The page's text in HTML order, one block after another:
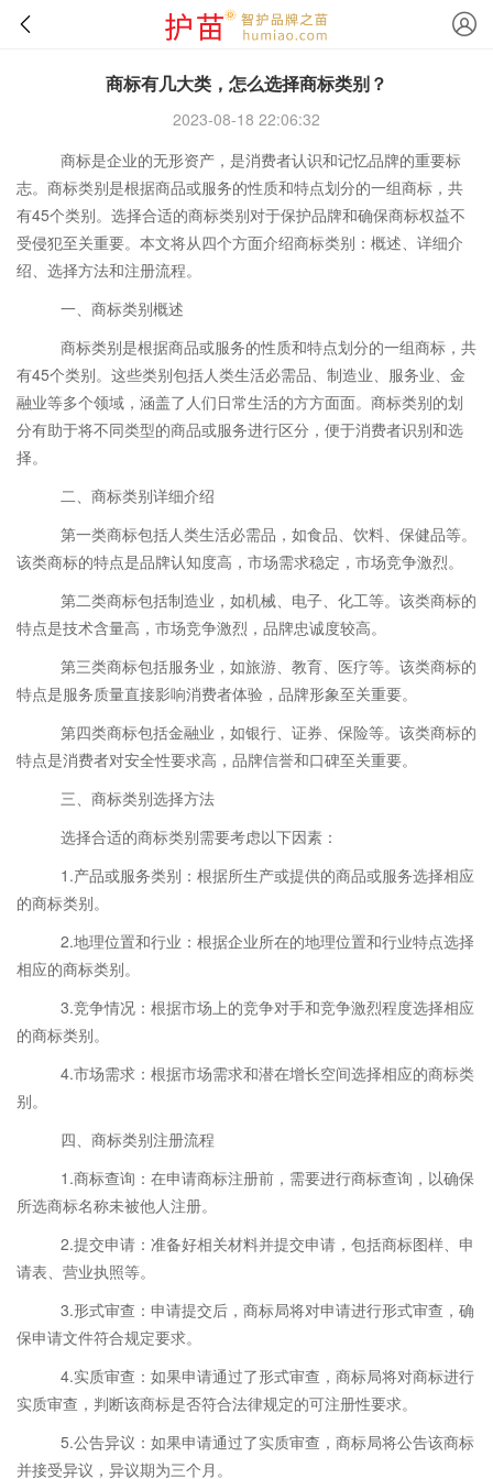
商标有几大类，怎么选择商标类别？
2023-08-18 22:06:32
商标是企业的无形资产，是消费者认识和记忆品牌的重要标
志。商标类别是根据商品或服务的性质和特点划分的一组商标，共
有45个类别。选择合适的商标类别对于保护品牌和确保商标权益不
受侵犯至关重要。本文将从四个方面介绍商标类别：概述、详细介
绍、选择方法和注册流程。
一、商标类别概述
商标类别是根据商品或服务的性质和特点划分的一组商标，共
有45个类别。这些类别包括人类生活必需品、制造业、服务业、金
融业等多个领域，涵盖了人们日常生活的方方面面。商标类别的划
分有助于将不同类型的商品或服务进行区分，便于消费者识别和选
择。
二、商标类别详细介绍
第一类商标包括人类生活必需品，如食品、饮料、保健品等。
该类商标的特点是品牌认知度高，市场需求稳定，市场竞争激烈。
第二类商标包括制造业，如机械、电子、化工等。该类商标的
特点是技术含量高，市场竞争激烈，品牌忠诚度较高。
第三类商标包括服务业，如旅游、教育、医疗等。该类商标的
特点是服务质量直接影响消费者体验，品牌形象至关重要。
第四类商标包括金融业，如银行、证券、保险等。该类商标的
特点是消费者对安全性要求高，品牌信誉和口碑至关重要。
三、商标类别选择方法
选择合适的商标类别需要考虑以下因素：
1.产品或服务类别：根据所生产或提供的商品或服务选择相应
的商标类别。
2.地理位置和行业：根据企业所在的地理位置和行业特点选择
相应的商标类别。
3.竞争情况：根据市场上的竞争对手和竞争激烈程度选择相应
的商标类别。
4.市场需求：根据市场需求和潜在增长空间选择相应的商标类
别。
四、商标类别注册流程
1.商标查询：在申请商标注册前，需要进行商标查询，以确保
所选商标名称未被他人注册。
2.提交申请：准备好相关材料并提交申请，包括商标图样、申
请表、营业执照等。
3.形式审查：申请提交后，商标局将对申请进行形式审查，确
保申请文件符合规定要求。
4.实质审查：如果申请通过了形式审查，商标局将对商标进行
实质审查，判断该商标是否符合法律规定的可注册性要求。
5.公告异议：如果申请通过了实质审查，商标局将公告该商标
并接受异议，异议期为三个月。